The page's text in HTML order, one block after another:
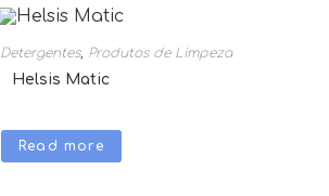
Detergentes, Produtos de Limpeza
Helsis Matic
Read more